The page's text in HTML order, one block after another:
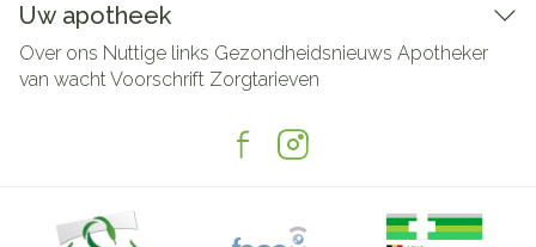
Uw apotheek
Over ons Nuttige links Gezondheidsnieuws Apotheker
van wachtVoorschrift Zorgtarieven